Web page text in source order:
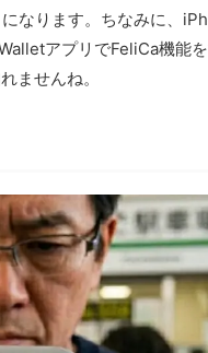
なります。ちなみに、
アプリでFeliCa機能
ませんね。